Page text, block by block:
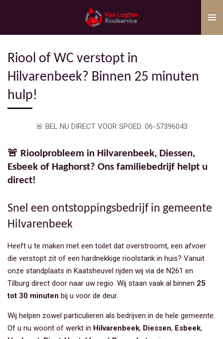
naar
hoofdinhoud
Riool of WC verstopt in
Hilvarenbeek? Binnen 25 minuten
hulp!
🚨 BEL NU DIRECT VOOR SPOED: 06-57396043
🚨 Rioolprobleem in Hilvarenbeek, Diessen,
Esbeek of Haghorst? Ons familiebedrijf helpt u
direct!
Snel een ontstoppingsbedrijf in gemeente
Hilvarenbeek
Heeft u te maken met een toilet dat overstroomt, een afvoer
die verstopt zit of een hardnekkige rioolstank in huis? Vanuit
onze standplaats in Kaatsheuvel rijden wij via de N261 en
Tilburg direct door naar uw regio. Wij staan vaak al binnen 25
tot 30 minuten bij u voor de deur.
Wij helpen zowel particulieren als bedrijven in de hele gemeente.
Of u nu woont of werkt in Hilvarenbeek, Diessen, Esbeek,